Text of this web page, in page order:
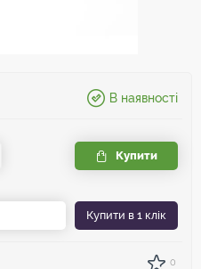
В наявності
Купити
Купити в 1 клік
0